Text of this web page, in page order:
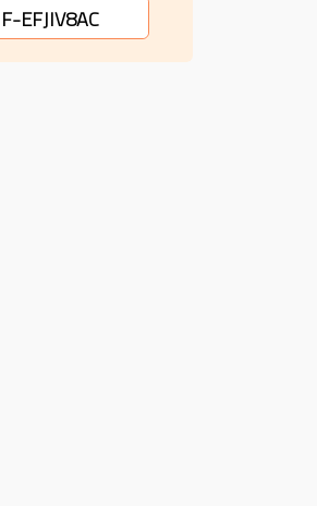
F-EFJIV8AC